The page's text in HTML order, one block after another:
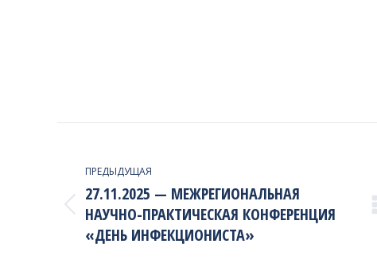
NAVIGATION
ПРЕДЫДУЩАЯ
Previous
project:
27.11.2025 — МЕЖРЕГИОНАЛЬНАЯ
НАУЧНО-ПРАКТИЧЕСКАЯ КОНФЕРЕНЦИЯ
«ДЕНЬ ИНФЕКЦИОНИСТА»